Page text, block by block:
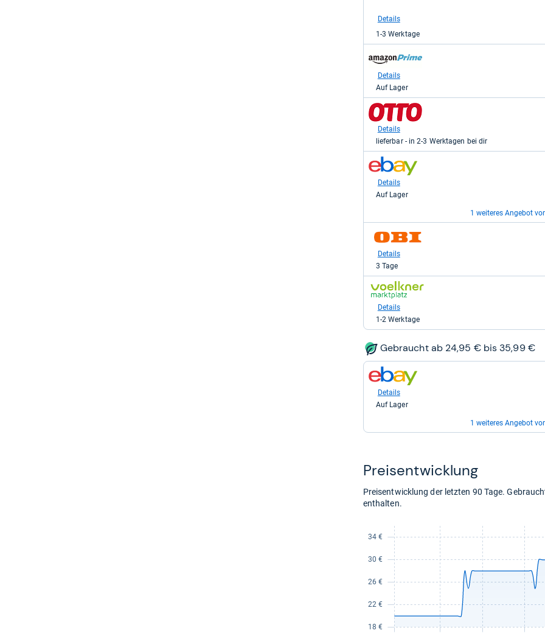
Kaufland
29,89
kaufen.
Details
1-3 Werktage
Shop:
für
29,89
kaufen.
Details
Auf Lager
zum
Shop:
Otto.de
für
34,99
kaufen.
Details
lieferbar - in 2-3 Werktagen bei dir
zum
Shop:
für
Details
Auf Lager
1 weiteres Angebot
zum
Shop:
für
kaufen.
Details
Auf Lager
zum
Shop:
für
kaufen.
Details
3 Tage
zum
Shop:
Marktplatz
79,99
kaufen.
Details
1-2 Werktage
Gebraucht ab 24,95 € bis 35,99 €
zum
Shop:
für
Details
Auf Lager
1 weiteres Angebot
eBay
35,99
kaufen.
Details
Auf Lager
Preis­ent­wick­lung
Preisentwicklung der letzten 90 Tage.
enthalten.